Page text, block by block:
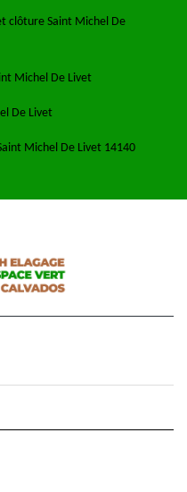
clôture Saint Michel De
Michel De Livet
De Livet
Michel De Livet 14140